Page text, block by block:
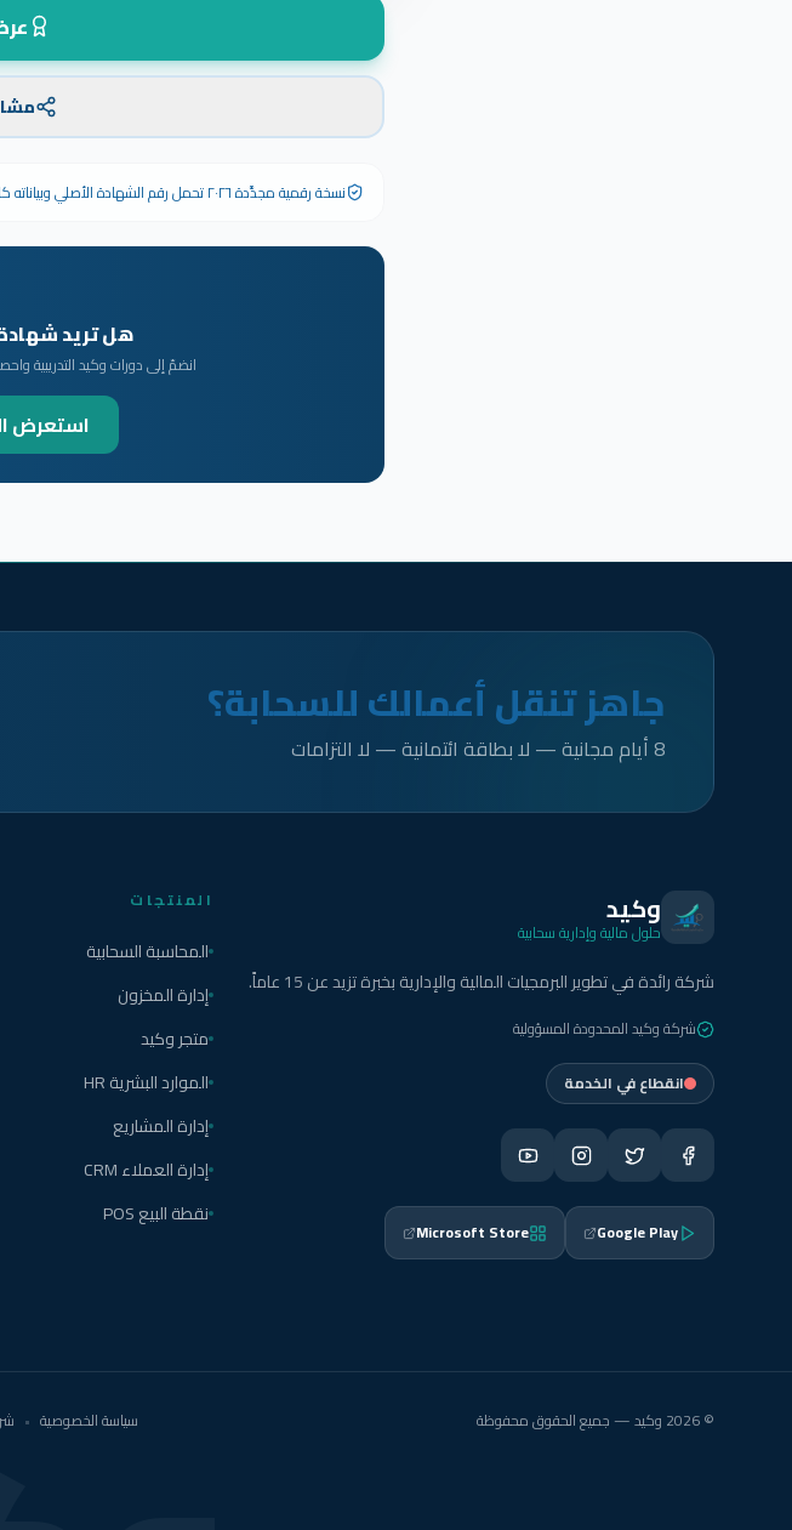
نسخة رقمية مجدَّدة ٢٠٢٦ تحمل رقم الشهادة الأصلي وبياناته كاملة — الشهادة الورقية الأصلية تبقى سارية المفعول.
هل تريد
انضمّ إلى دورات وكيد التدريبية
استعرض
جاهز تنقل أعمالك للسحابة؟
8 أيام مجانية — لا بطاقة ائتمانية — لا التزامات
وكيد
حلول مالية وإدارية سحابية
شركة رائدة في تطوير البرمجيات المالية والإدارية بخبرة تزيد عن 15 عاماً.
شركة وكيد المحدودة المسؤولية
انقطاع في الخدمة
Google Play
Microsoft Store
المنتجات
المحاسبة السحابية
إدارة المخزون
متجر وكيد
الموارد البشرية HR
إدارة المشاريع
إدارة العملاء CRM
نقطة البيع POS
© 2026 وكيد — جميع الحقوق محفوظة سياسة الخصوصية •